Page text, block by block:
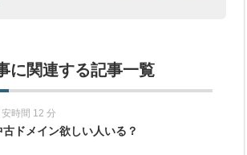
に関連する記事一覧
安時間 12 分
古ドメイン欲しい人いる？